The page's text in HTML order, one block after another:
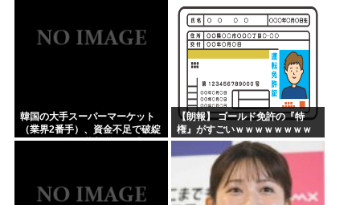
韓国の大手スーパーマーケット
（業界2番手）、資金不足で破綻
してから1年、裁判所から「キミ
【朗報】 ゴールド免許の『特
権』がすごいｗｗｗｗｗｗｗｗ
ｗｗｗ